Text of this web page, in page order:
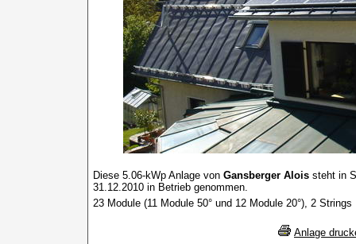
Diese 5.06-kWp Anlage von Gansberger Alois steht in
31.12.2010 in Betrieb genommen.
23 Module (11 Module 50° und 12 Module 20°), 2 Strings
Anlage